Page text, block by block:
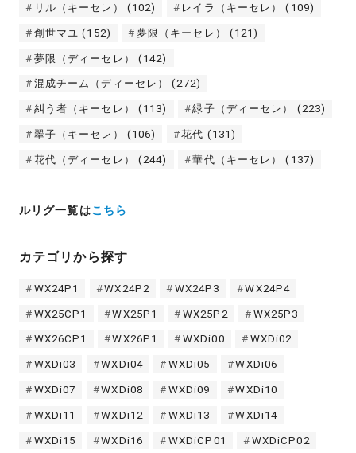
リル（キーセレ） (102) レイラ（キーセレ） (109)
創世マユ (152) 夢限（キーセレ） (121)
夢限（ディーセレ） (142)
混成チーム（ディーセレ） (272)
糾う者（キーセレ） (113) 緑子（ディーセレ） (223)
翠子（キーセレ） (106) 花代 (131)
花代（ディーセレ） (244) 華代（キーセレ） (137)
ルリグ一覧はこちら
カテゴリから探す
WX24P1 WX24P2 WX24P3 WX24P4
WX25CP1 WX25P1 WX25P2 WX25P3
WX26CP1 WX26P1 WXDi00 WXDi02
WXDi03 WXDi04 WXDi05 WXDi06
WXDi07 WXDi08 WXDi09 WXDi10
WXDi11 WXDi12 WXDi13 WXDi14
WXDi15 WXDi16 WXDiCP01 WXDiCP02